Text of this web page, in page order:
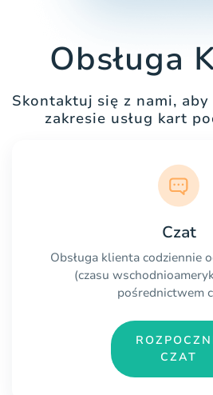
Obsługa
Skontaktuj się z nami,
zakresie usług kart
Czat
Obsługa klienta codziennie
(czasu
pośrednictwem
CZAT